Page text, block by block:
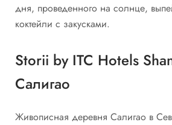
дня, проведенного на солнце,
коктейли с закусками.
Storii by ITC Hotels
Салигао
Живописная деревня Салигао в